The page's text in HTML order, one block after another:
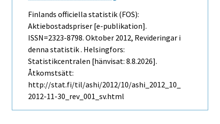
Finlands officiella statistik (FOS):
Aktiebostadspriser [e-publikation].
ISSN=2323-8798. Oktober 2012, Revideringar i
denna statistik . Helsingfors:
Statistikcentralen [hänvisat: 8.8.2026].
Åtkomstsätt:
http://stat.fi/til/ashi/2012/10/ashi_2012_10_
2012-11-30_rev_001_sv.html